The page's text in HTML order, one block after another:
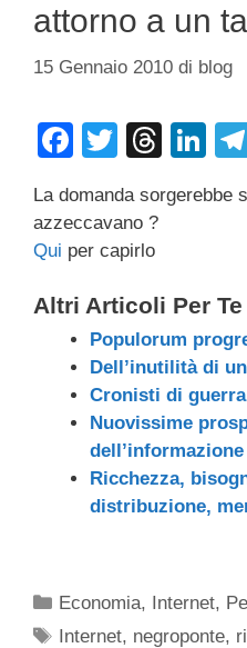
attorno a un
15 Gennaio 2010 di blog
F
c
e
o
o
k
T
tt
er
T
e
s
Li
k
n
La domanda sorgerebbe
azzeccavano ?
Qui per capirlo
Altri Articoli Per Te
Populorum
Dell’inutilità di
Cronisti di
Nuovissime
dell’informazione
Ricchezza,
distribuzione,
Categorie
Economia, Internet,
Tag
Internet, negroponte,